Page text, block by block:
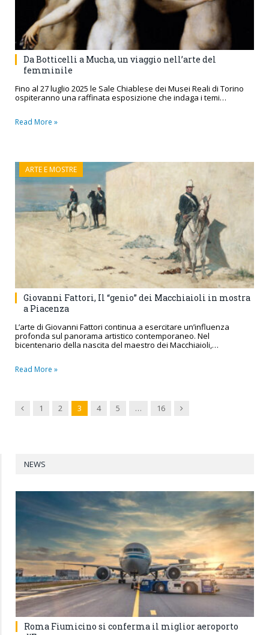
Da Botticelli a Mucha, un viaggio nell’arte del
femminile
Fino al 27 luglio 2025 le Sale Chiablese dei Musei Reali di Torino
ospiteranno una raffinata esposizione che indaga i temi…
Read More »
ARTE E MOSTRE
Giovanni Fattori, Il “genio” dei Macchiaioli in mostra
a Piacenza
L’arte di Giovanni Fattori continua a esercitare un’influenza
profonda sul panorama artistico contemporaneo. Nel
bicentenario della nascita del maestro dei Macchiaioli,…
Read More »
Previous
1 2 3 4 5 … 16 Next
NEWS
Roma Fiumicino si conferma il miglior aeroporto